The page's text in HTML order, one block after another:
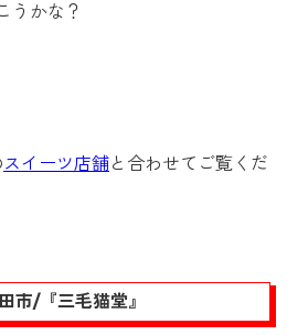
うかな？
スイーツ店舗と合わせてご覧くだ
市/『三毛猫堂』